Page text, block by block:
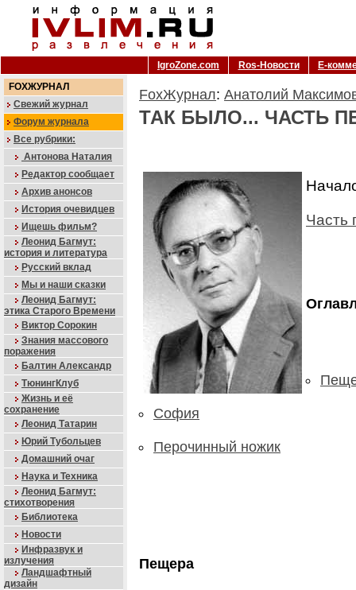
IgroZone.com Ros-Новости
Е-
FOXЖУРНАЛ
Свежий журнал
Форум журнала
Все рубрики:
Антонова Наталия
Редактор сообщает
Архив анонсов
История очевидцев
Ищешь фильм?
Леонид Багмут:
история и литература
Русский вклад
Мы и наши сказки
Леонид Багмут:
этика Старого Времени
Виктор Сорокин
Знания массового
поражения
Балтин Александр
ТюнингКлуб
Жизнь и её
сохранение
Леонид Татарин
Юрий Тубольцев
Домашний очаг
Наука и Техника
Леонид Багмут:
стихотворения
Библиотека
Новости
Инфразвук и
излучения
Ландшафтный
дизайн
FoxЖурнал: Анатолий
ТАК БЫЛО... ЧАСТЬ
Часть
София
Перочинный ножик
Пещера